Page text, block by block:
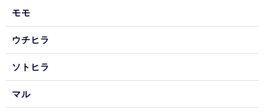
モモ
ウチヒラ
ソトヒラ
マル